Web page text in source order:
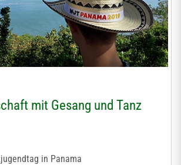
mit Gesang und Tanz
in Panama